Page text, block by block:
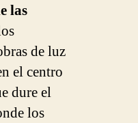
las
de luz
el centro
dure el
los